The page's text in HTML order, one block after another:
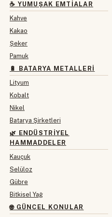
☕ YUMUŞAK EMTIALAR
Kahve
Kakao
Şeker
Pamuk
🔋 BATARYA METALLERI
Lityum
Kobalt
Nikel
Batarya Şirketleri
🌿 ENDÜSTRIYEL
HAMMADDELER
Kauçuk
Selüloz
Gübre
Bitkisel Yağ
🌐 GÜNCEL KONULAR